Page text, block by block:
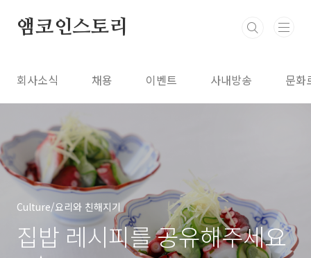
앰코인스토리
회사소식 채용 이벤트 사내방송 문화
Culture/요리와 친해지기
집밥 레시피를 공유해주세요